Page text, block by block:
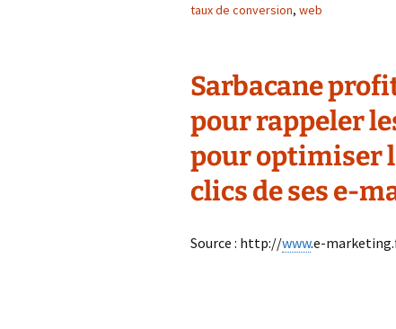
taux de conversion, web
Sarbacane
pour rappeler
pour optimiser
clics de ses e-
Source : http://www.e-